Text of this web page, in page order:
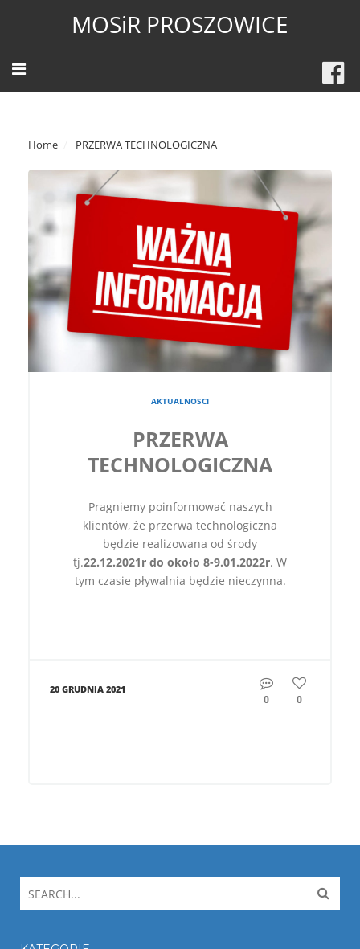
MOSiR PROSZOWICE
Home PRZERWA TECHNOLOGICZNA
AKTUALNOSCI
PRZERWA
TECHNOLOGICZNA
Pragniemy poinformować naszych
klientów, że przerwa technologiczna
będzie realizowana od środy
tj.22.12.2021r do około 8-9.01.2022r. W
tym czasie pływalnia będzie nieczynna.
20 GRUDNIA 2021
0 0